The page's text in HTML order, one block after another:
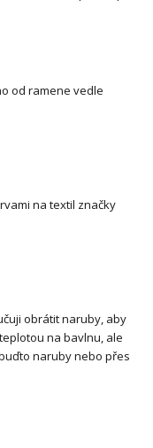
od ramene vedle
na textil značky
obrátit naruby, aby
na bavlnu, ale
naruby nebo přes